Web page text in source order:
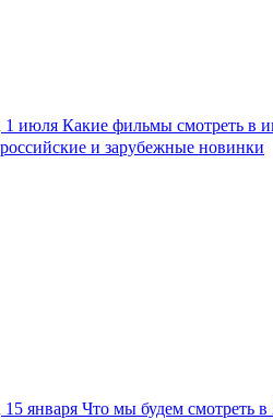
1 июля Какие фильмы смотреть в
российские и зарубежные новинки
15 января Что мы будем смотреть в